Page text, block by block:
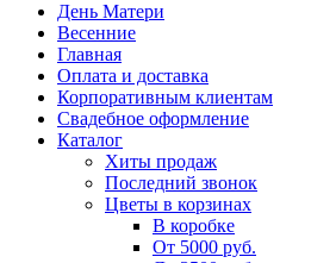
День Матери
Весенние
Главная
Оплата и доставка
Корпоративным клиентам
Свадебное оформление
Каталог
Хиты продаж
Последний звонок
Цветы в корзинах
В коробке
От 5000 руб.